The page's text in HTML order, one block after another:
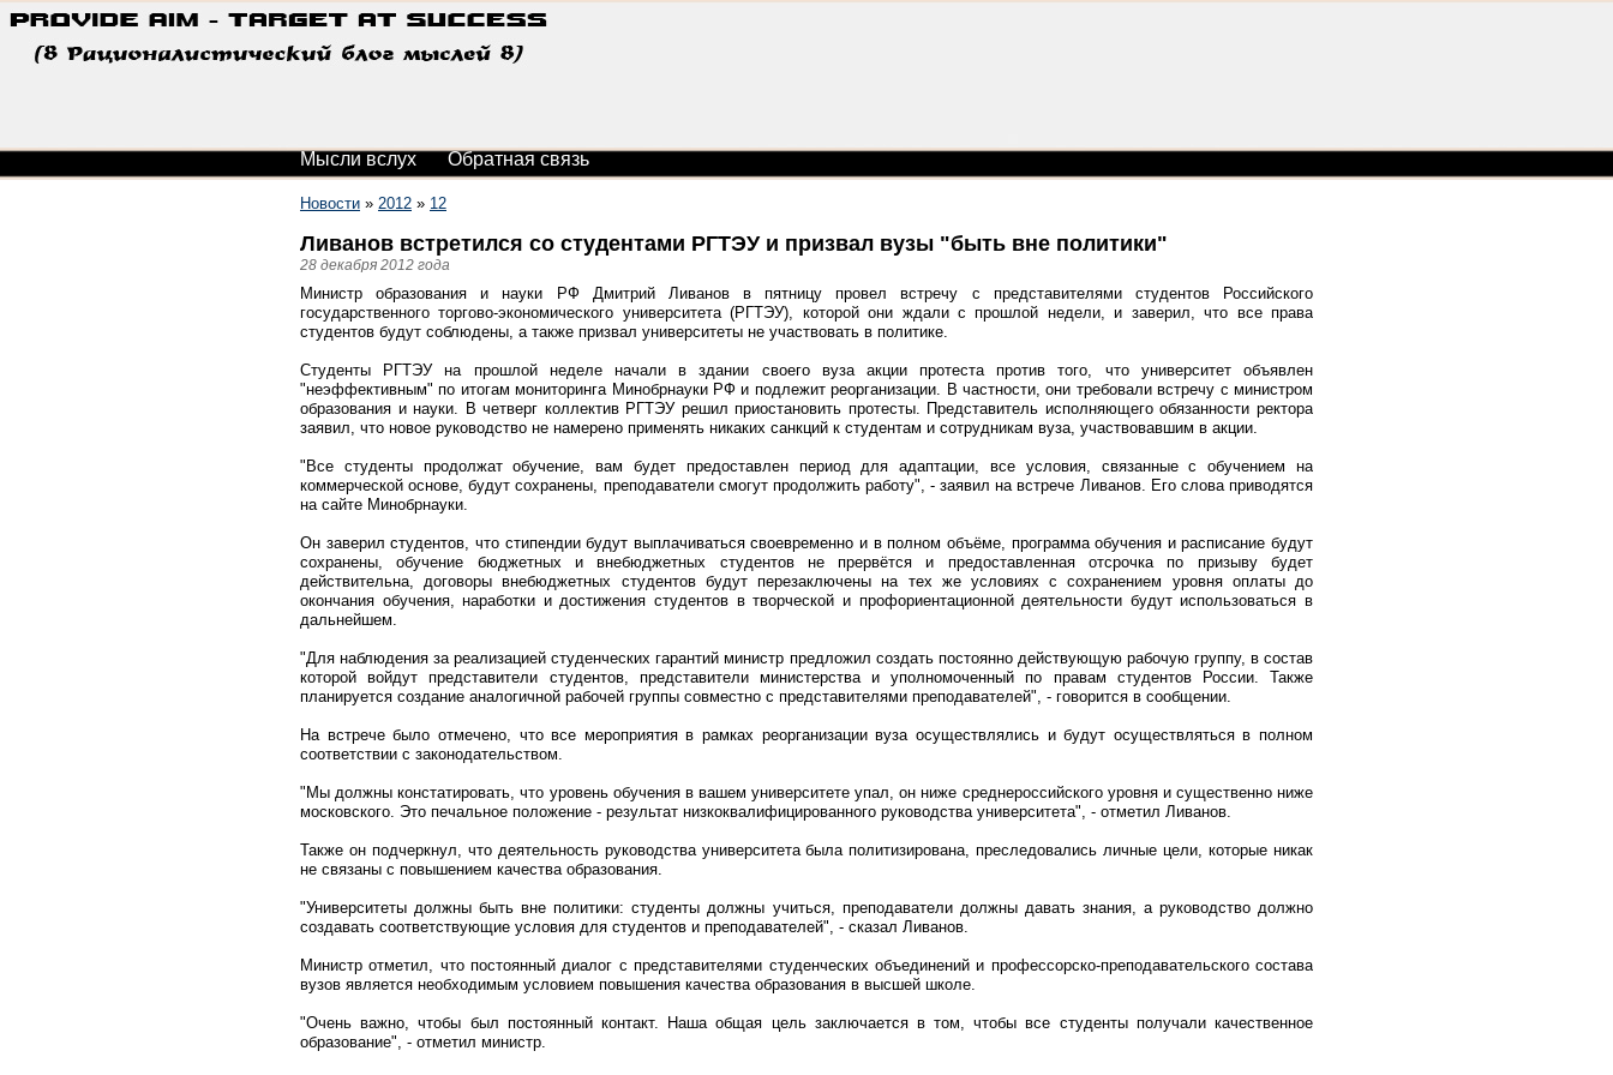
Мысли вслух Обратная связь
Новости » 2012 » 12
Ливанов встретился со студентами РГТЭУ и призвал вузы "быть вне политики"
28 декабря 2012 года
Министр образования и науки РФ Дмитрий Ливанов в пятницу провел встречу с представителями студентов Российского
государственного торгово-экономического университета (РГТЭУ), которой они ждали с прошлой недели, и заверил, что все права
студентов будут соблюдены, а также призвал университеты не участвовать в политике.
Студенты РГТЭУ на прошлой неделе начали в здании своего вуза акции протеста против того, что университет объявлен
"неэффективным" по итогам мониторинга Минобрнауки РФ и подлежит реорганизации. В частности, они требовали встречу с министром
образования и науки. В четверг коллектив РГТЭУ решил приостановить протесты. Представитель исполняющего обязанности ректора
заявил, что новое руководство не намерено применять никаких санкций к студентам и сотрудникам вуза, участвовавшим в акции.
"Все студенты продолжат обучение, вам будет предоставлен период для адаптации, все условия, связанные с обучением на
коммерческой основе, будут сохранены, преподаватели смогут продолжить работу", - заявил на встрече Ливанов. Его слова приводятся
на сайте Минобрнауки.
Он заверил студентов, что стипендии будут выплачиваться своевременно и в полном объёме, программа обучения и расписание будут
сохранены, обучение бюджетных и внебюджетных студентов не прервётся и предоставленная отсрочка по призыву будет
действительна, договоры внебюджетных студентов будут перезаключены на тех же условиях с сохранением уровня оплаты до
окончания обучения, наработки и достижения студентов в творческой и профориентационной деятельности будут использоваться в
дальнейшем.
"Для наблюдения за реализацией студенческих гарантий министр предложил создать постоянно действующую рабочую группу, в состав
которой войдут представители студентов, представители министерства и уполномоченный по правам студентов России. Также
планируется создание аналогичной рабочей группы совместно с представителями преподавателей", - говорится в сообщении.
На встрече было отмечено, что все мероприятия в рамках реорганизации вуза осуществлялись и будут осуществляться в полном
соответствии с законодательством.
"Мы должны констатировать, что уровень обучения в вашем университете упал, он ниже среднероссийского уровня и существенно ниже
московского. Это печальное положение - результат низкоквалифицированного руководства университета", - отметил Ливанов.
Также он подчеркнул, что деятельность руководства университета была политизирована, преследовались личные цели, которые никак
не связаны с повышением качества образования.
"Университеты должны быть вне политики: студенты должны учиться, преподаватели должны давать знания, а руководство должно
создавать соответствующие условия для студентов и преподавателей", - сказал Ливанов.
Министр отметил, что постоянный диалог с представителями студенческих объединений и профессорско-преподавательского состава
вузов является необходимым условием повышения качества образования в высшей школе.
"Очень важно, чтобы был постоянный контакт. Наша общая цель заключается в том, чтобы все студенты получали качественное
образование", - отметил министр.